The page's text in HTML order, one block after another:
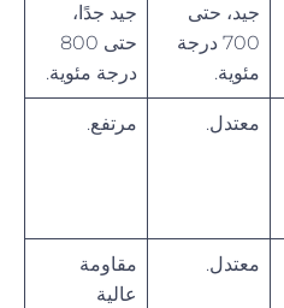
جيد، حتى
700 درجة
مئوية.
جيد جدًا،
حتى 800
درجة مئوية.
معتدل. مرتفع.
معتدل.
مقاومة
عالية